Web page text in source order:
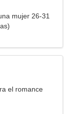
mujer 26-31
el romance